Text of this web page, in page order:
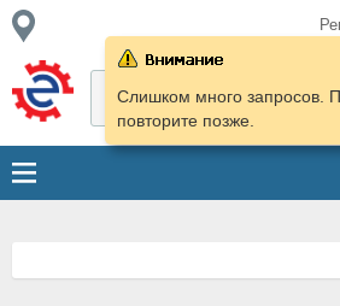
Слишком много запросов.
повторите позже.